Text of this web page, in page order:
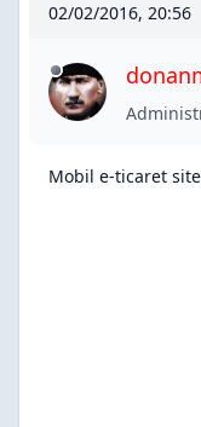
02/02/2016, 20:56
Mobil e-ticaret